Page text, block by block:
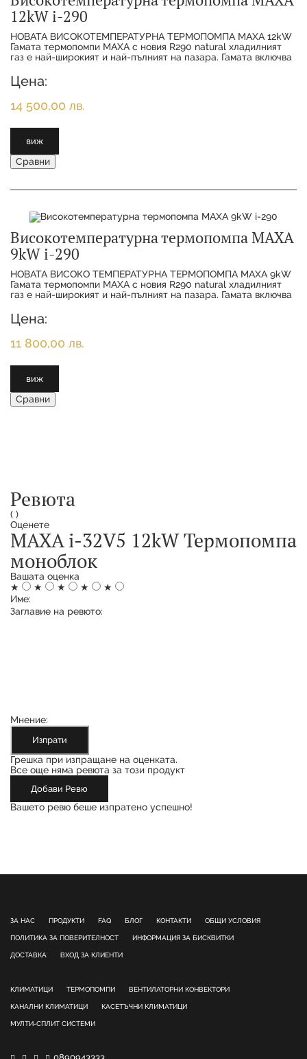
12kW i-290
НОВАТА ВИСОКОТЕМПЕРАТУРНА ТЕРМОПОМПА MAXA 12kW
Гамата термопомпи MAXA с новия R290 natural хладилният
газ е най-широкият и най-пълният на пазара. Гамата включва
Цена:
14 500,00 лв.
виж
Сравни
Високотемпературна термопомпа MAXA
9kW i-290
НОВАТА ВИСОКО ТЕМПЕРАТУРНА ТЕРМОПОМПА MAXA 9kW
Гамата термопомпи MAXA с новия R290 natural хладилният
газ е най-широкият и най-пълният на пазара. Гамата включва
Цена:
11 800,00 лв.
виж
Сравни
Ревюта
( )
Оценете
MAXA i-32V5 12kW Термопомпа
моноблок
Вашата оценка
★
★ ★ ★
★
Име:
Заглавие на ревюто:
Мнение:
Изпрати
Грешка при изпращане на оценката.
Все още няма ревюта за този продукт
Добави Ревю
Вашето ревю беше изпратено успешно!
ЗА НАС ПРОДУКТИ FAQ БЛОГ КОНТАКТИ ОБЩИ УСЛОВИЯ
ПОЛИТИКА ЗА ПОВЕРИТЕЛНОСТ ИНФОРМАЦИЯ ЗА БИСКВИТКИ
ДОСТАВКА ВХОД ЗА КЛИЕНТИ
КЛИМАТИЦИ ТЕРМОПОМПИ ВЕНТИЛАТОРНИ КОНВЕКТОРИ
КАНАЛНИ КЛИМАТИЦИ КАСЕТЪЧНИ КЛИМАТИЦИ
МУЛТИ-СПЛИТ СИСТЕМИ